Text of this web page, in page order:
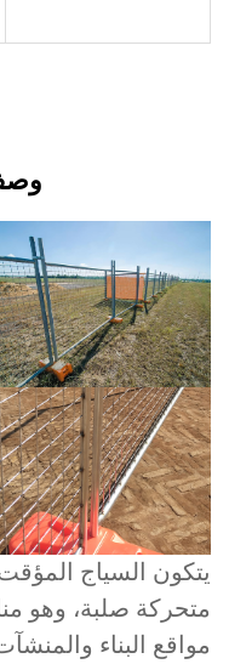
وصف
السياج المؤقت
صلبة، وهو
البناء والمنشآت